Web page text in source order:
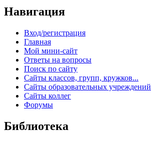
Навигация
Вход/регистрация
Главная
Мой мини-сайт
Ответы на вопросы
Поиск по сайту
Сайты классов, групп, кружков...
Сайты образовательных учреждений
Сайты коллег
Форумы
Библиотека